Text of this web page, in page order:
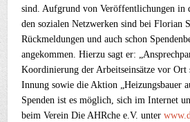
sind. Aufgrund von Veröffentlichungen in
den sozialen Netzwerken sind bei Florian
Rückmeldungen und auch schon
angekommen. Hierzu sagt er:
Koordinierung der Arbeitseinsätze vor Ort
Innung sowie die Aktion „Heizungsbauer
Spenden ist es möglich, sich im Internet
beim Verein Die AHRche e.V. unter